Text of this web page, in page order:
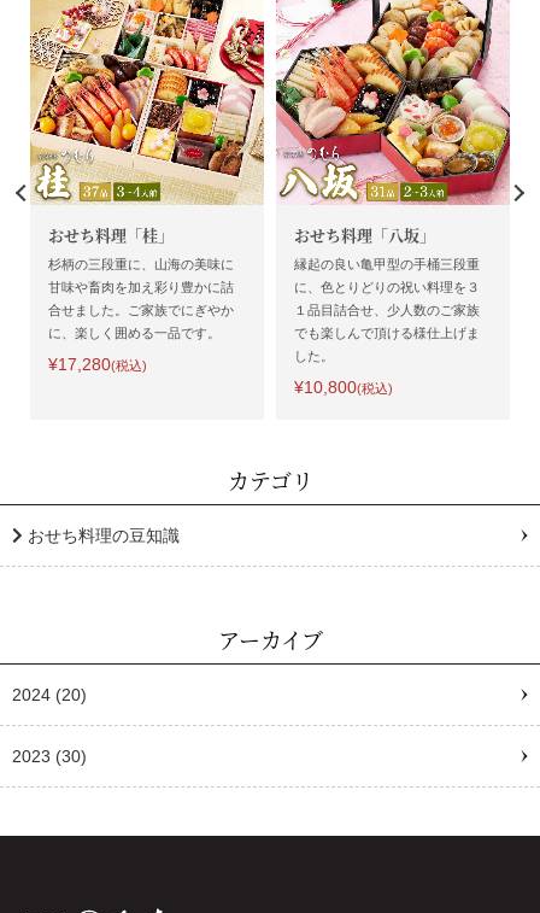
おせち料理「桂」
杉柄の三段重に、山海の美味に
甘味や畜肉を加え彩り豊かに詰
合せました。ご家族でにぎやか
に、楽しく囲める一品です。
¥17,280(税込)
おせち料理「八坂」
縁起の良い亀甲型の手桶三段重
に、色とりどりの祝い料理を３
１品目詰合せ、少人数のご家族
でも楽しんで頂ける様仕上げま
した。
¥10,800(税込)
カテゴリ
おせち料理の豆知識
アーカイブ
2024 (20)
2023 (30)